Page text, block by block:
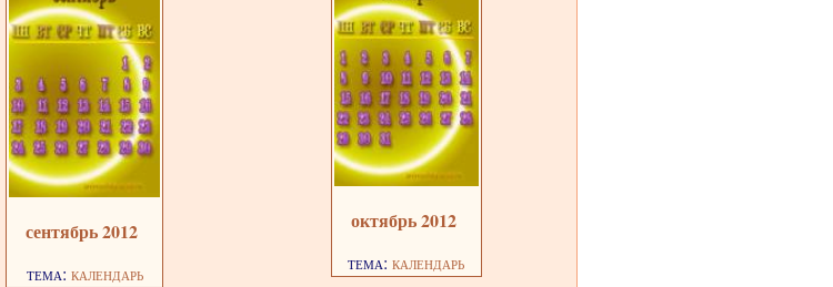
сентябрь 2012
тема: календарь
октябрь 2012
тема: календарь